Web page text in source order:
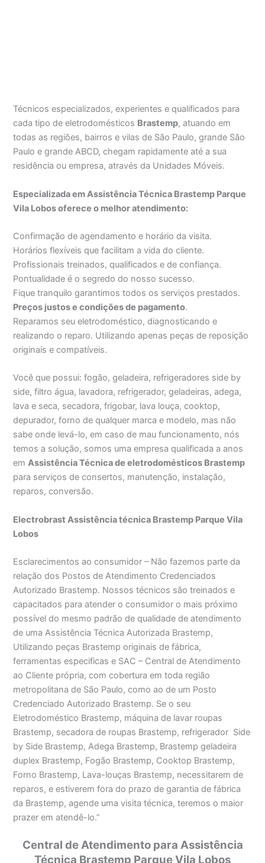
Técnicos especializados, experientes e qualificados para
cada tipo de eletrodomésticos Brastemp, atuando em
todas as regiões, bairros e vilas de São Paulo, grande São
Paulo e grande ABCD, chegam rapidamente até a sua
residência ou empresa, através da Unidades Móveis.
Especializada em Assistência Técnica Brastemp Parque
Vila Lobos oferece o melhor atendimento:
Confirmação de agendamento e horário da visita.
Horários flexíveis que facilitam a vida do cliente.
Profissionais treinados, qualificados e de confiança.
Pontualidade é o segredo do nosso sucesso.
Fique tranquilo garantimos todos os serviços prestados.
Preços justos e condições de pagamento.
Reparamos seu eletrodoméstico, diagnosticando e
realizando o reparo. Utilizando apenas peças de reposição
originais e compatíveis.
Você que possui: fogão, geladeira, refrigeradores side by
side, filtro água, lavadora, refrigerador, geladeiras, adega,
lava e seca, secadora, frigobar, lava louça, cooktop,
depurador, forno de qualquer marca e modelo, mas não
sabe onde levá-lo, em caso de mau funcionamento, nós
temos a solução, somos uma empresa qualificada a anos
emAssistência Técnica de eletrodomésticos Brastemp
para serviços de consertos, manutenção, instalação,
reparos, conversão.
Electrobrast Assistência técnica Brastemp Parque Vila
Lobos
Esclarecimentos ao consumidor – Não fazemos parte da
relação dos Postos de Atendimento Credenciados
Autorizado Brastemp. Nossos técnicos são treinados e
capacitados para atender o consumidor o mais próximo
possível do mesmo padrão de qualidade de atendimento
de uma Assistência Técnica Autorizada Brastemp,
Utilizando peças Brastemp originais de fábrica,
ferramentas especificas e SAC – Central de Atendimento
ao Cliente própria, com cobertura em toda região
metropolitana de São Paulo, como ao de um Posto
Credenciado Autorizado Brastemp. Se o seu
Eletrodoméstico Brastemp, máquina de lavar roupas
Brastemp, secadora de roupas Brastemp, refrigerador Side
by Side Brastemp, Adega Brastemp, Brastemp geladeira
duplex Brastemp, Fogão Brastemp, Cooktop Brastemp,
Forno Brastemp, Lava-louças Brastemp, necessitarem de
reparos, e estiverem fora do prazo de garantia de fábrica
da Brastemp, agende uma visita técnica, teremos o maior
prazer em atendê-lo.”
Central de Atendimento para Assistência
Técnica Brastemp Parque Vila Lobos